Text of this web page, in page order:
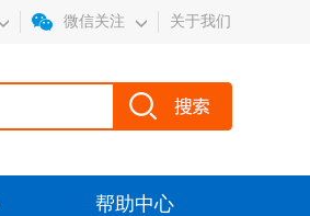
微信关注 关于我们
帮助中心